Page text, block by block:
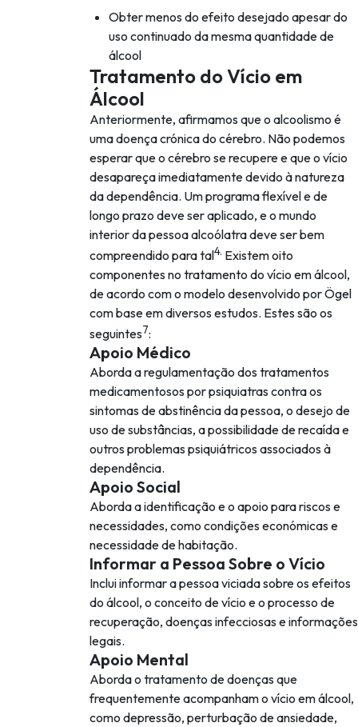
Obter menos do efeito desejado apesar do
uso continuado da mesma quantidade de
álcool
Tratamento do Vício em
Álcool
Anteriormente, afirmamos que o alcoolismo é
uma doença crónica do cérebro. Não podemos
esperar que o cérebro se recupere e que o vício
desapareça imediatamente devido à natureza
da dependência. Um programa flexível e de
longo prazo deve ser aplicado, e o mundo
interior da pessoa alcoólatra deve ser bem
compreendido para tal4. Existem oito
componentes no tratamento do vício em álcool,
de acordo com o modelo desenvolvido por Ögel
com base em diversos estudos. Estes são os
seguintes7:
Apoio Médico
Aborda a regulamentação dos tratamentos
medicamentosos por psiquiatras contra os
sintomas de abstinência da pessoa, o desejo de
uso de substâncias, a possibilidade de recaída e
outros problemas psiquiátricos associados à
dependência.
Apoio Social
Aborda a identificação e o apoio para riscos e
necessidades, como condições económicas e
necessidade de habitação.
Informar a Pessoa Sobre o Vício
Inclui informar a pessoa viciada sobre os efeitos
do álcool, o conceito de vício e o processo de
recuperação, doenças infecciosas e informações
legais.
Apoio Mental
Aborda o tratamento de doenças que
frequentemente acompanham o vício em álcool,
como depressão, perturbação de ansiedade,